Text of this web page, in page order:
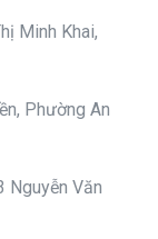
Minh Khai,
Phường An
Nguyễn Văn